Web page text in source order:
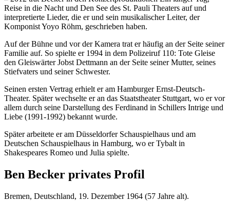
Reise in die Nacht und Den See des St. Pauli Theaters auf und
interpretierte Lieder, die er und sein musikalischer Leiter, der
Komponist Yoyo Röhm, geschrieben haben.
Auf der Bühne und vor der Kamera trat er häufig an der Seite seiner
Familie auf. So spielte er 1994 in dem Polizeiruf 110: Tote Gleise
den Gleiswärter Jobst Dettmann an der Seite seiner Mutter, seines
Stiefvaters und seiner Schwester.
Seinen ersten Vertrag erhielt er am Hamburger Ernst-Deutsch-
Theater. Später wechselte er an das Staatstheater Stuttgart, wo er vor
allem durch seine Darstellung des Ferdinand in Schillers Intrige und
Liebe (1991-1992) bekannt wurde.
Später arbeitete er am Düsseldorfer Schauspielhaus und am
Deutschen Schauspielhaus in Hamburg, wo er Tybalt in
Shakespeares Romeo und Julia spielte.
Ben Becker privates Profil
Bremen, Deutschland, 19. Dezember 1964 (57 Jahre alt).